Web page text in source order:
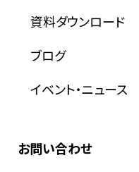
資料ダウンロード
ブログ
イベント・ニュース
お問い合わせ